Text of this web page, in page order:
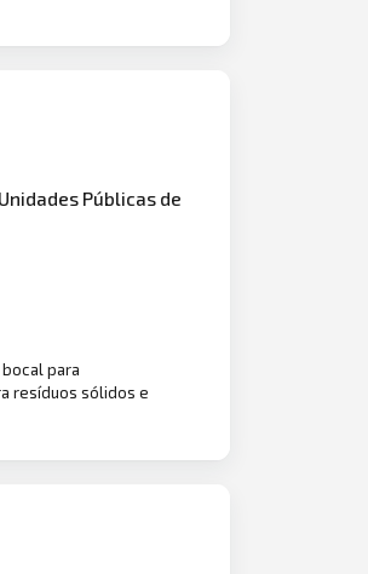
Públicas de
para
resíduos sólidos e